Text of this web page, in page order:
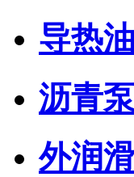
导热
沥青泵
外润